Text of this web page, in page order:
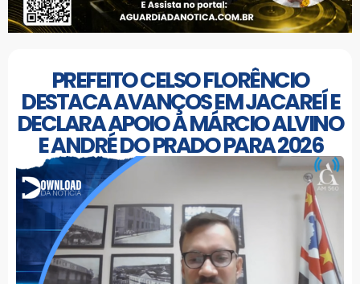
PREFEITO CELSO FLORÊNCIO
DESTACA AVANÇOS EM JACAREÍ E
DECLARA APOIO A MÁRCIO ALVINO
E ANDRÉ DO PRADO PARA 2026